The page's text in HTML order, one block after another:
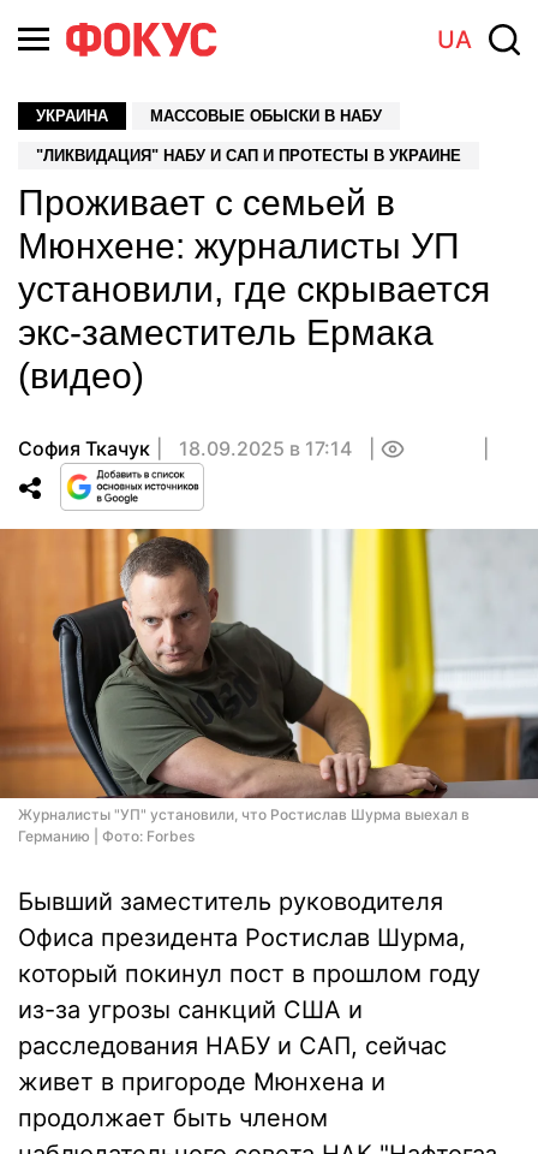
UA
УКРАИНА МАССОВЫЕ ОБЫСКИ В НАБУ
"ЛИКВИДАЦИЯ" НАБУ И САП И ПРОТЕСТЫ В УКРАИНЕ
Проживает с семьей в
Мюнхене: журналисты УП
установили, где скрывается
экс-заместитель Ермака
(видео)
София Ткачук 18.09.2025 в 17:14
Журналисты "УП" установили, что Ростислав Шурма выехал в
Германию | Фото: Forbes
Бывший заместитель руководителя
Офиса президента Ростислав Шурма,
который покинул пост в прошлом году
из-за угрозы санкций США и
расследования НАБУ и САП, сейчас
живет в пригороде Мюнхена и
продолжает быть членом